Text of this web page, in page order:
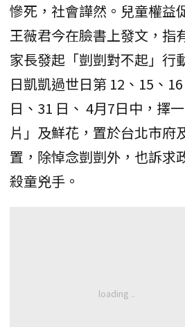
慘死，社會譁然。兒童權益
王薇君今在臉書上發文，指
家長發起「剴剴對不起」行
日凱凱過世日第 12、15、
日、31 日、 4月7日中，擇
片」及鮮花，置於台北市府
置，除悼念剴剴外，也訴求
殺童兇手。